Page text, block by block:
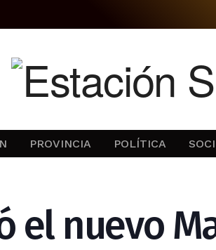
PROVINCIA POLÍTICA
el nuevo